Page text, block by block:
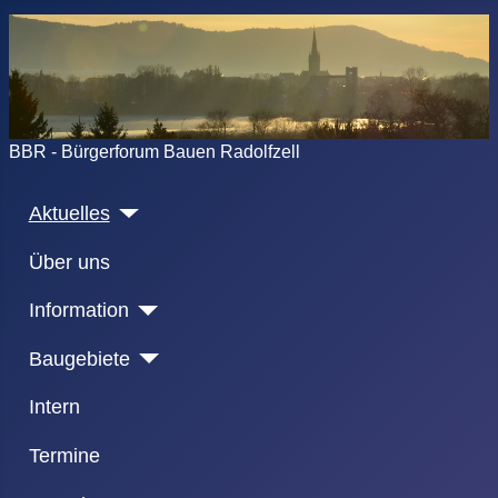
BBR - Bürgerforum Bauen Radolfzell
Aktuelles
Über uns
Information
Baugebiete
Intern
Termine